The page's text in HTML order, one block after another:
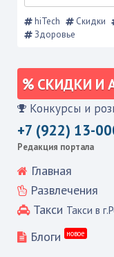
hiTech Скидки
Здоровье
СКИДКИ И
Конкурсы и
+7 (922) 13-
Редакция портала
Главная
Развлечения
Такси Такси в
Блоги
новое